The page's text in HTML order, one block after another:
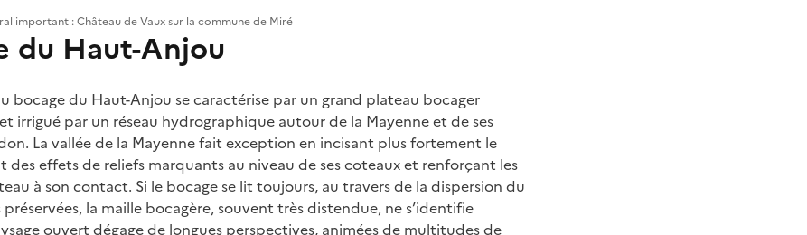
important : Château de Vaux sur la commune de Miré
du Haut-Anjou
bocage du Haut-Anjou se caractérise par un grand plateau bocager
irrigué par un réseau hydrographique autour de la Mayenne et de ses
La vallée de la Mayenne fait exception en incisant plus fortement le
des effets de reliefs marquants au niveau de ses coteaux et renforçant les
à son contact. Si le bocage se lit toujours, au travers de la dispersion du
la maille bocagère, souvent très distendue, ne s’identifie
ouvert dégage de longues perspectives, animées de multitudes de